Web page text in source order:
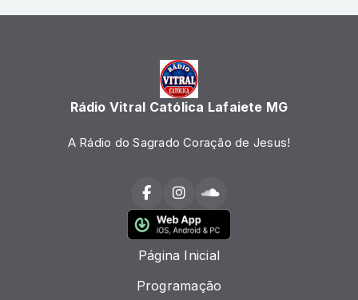
Rádio Vitral Católica Lafaiete MG
A Rádio do Sagrado Coração de Jesus!
Página Inicial
Programação